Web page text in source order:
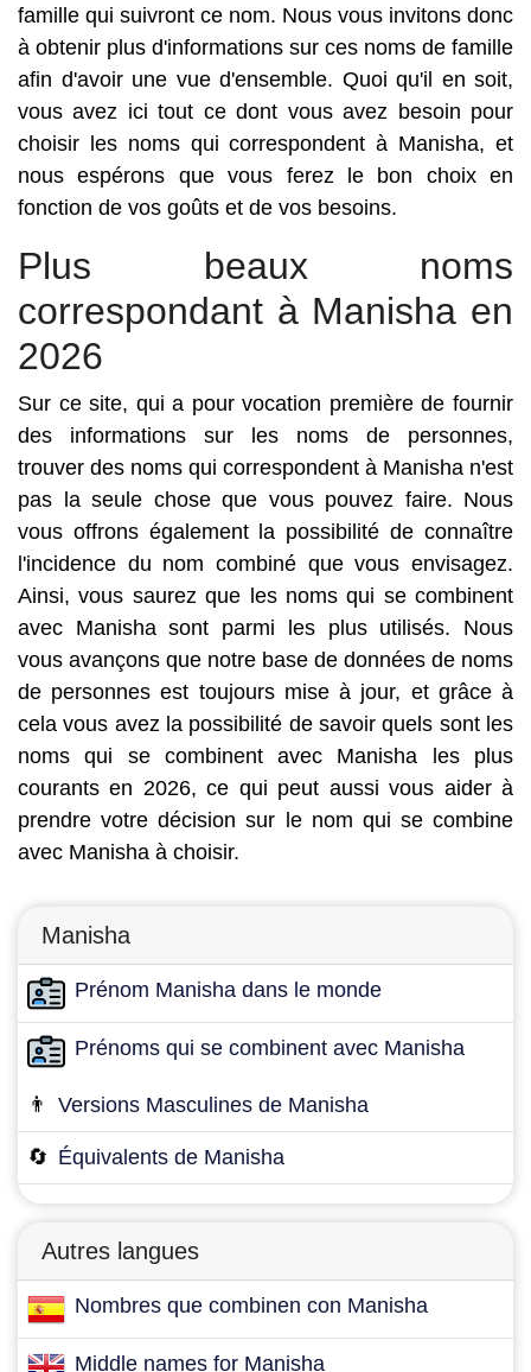
famille qui suivront ce nom. Nous vous invitons donc
à obtenir plus d'informations sur ces noms de famille
afin d'avoir une vue d'ensemble. Quoi qu'il en soit,
vous avez ici tout ce dont vous avez besoin pour
choisir les noms qui correspondent à Manisha, et
nous espérons que vous ferez le bon choix en
fonction de vos goûts et de vos besoins.
Plus beaux noms
correspondant à Manisha en
2026
Sur ce site, qui a pour vocation première de fournir
des informations sur les noms de personnes,
trouver des noms qui correspondent à Manisha n'est
pas la seule chose que vous pouvez faire. Nous
vous offrons également la possibilité de connaître
l'incidence du nom combiné que vous envisagez.
Ainsi, vous saurez que les noms qui se combinent
avec Manisha sont parmi les plus utilisés. Nous
vous avançons que notre base de données de noms
de personnes est toujours mise à jour, et grâce à
cela vous avez la possibilité de savoir quels sont les
noms qui se combinent avec Manisha les plus
courants en 2026, ce qui peut aussi vous aider à
prendre votre décision sur le nom qui se combine
avec Manisha à choisir.
Manisha
Prénom Manisha dans le monde
Prénoms qui se combinent avec Manisha
👨 Versions Masculines de Manisha
🔄 Équivalents de Manisha
Autres langues
Nombres que combinen con Manisha
Middle names for Manisha